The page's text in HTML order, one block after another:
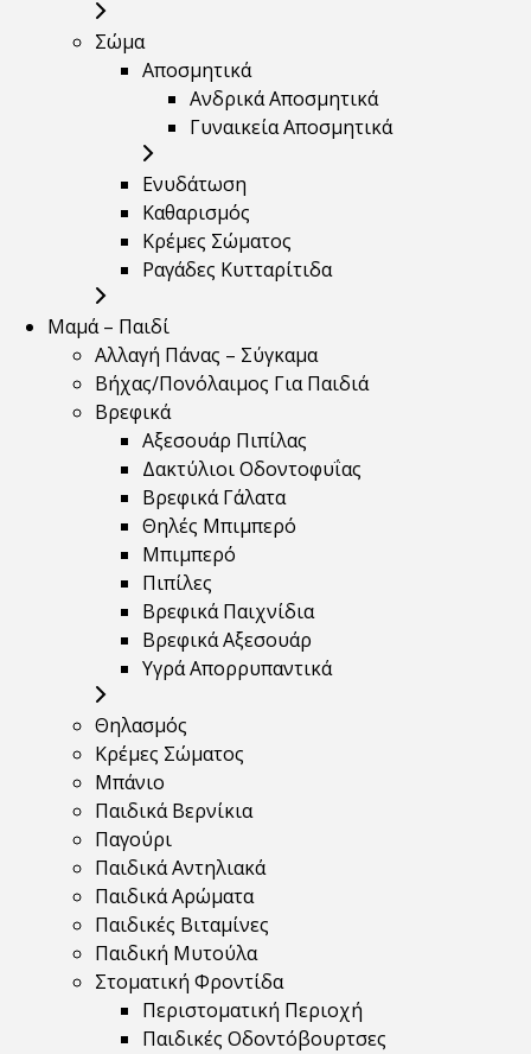
Σώμα
Αποσμητικά
Ανδρικά Αποσμητικά
Γυναικεία Αποσμητικά
Ενυδάτωση
Καθαρισμός
Κρέμες Σώματος
Ραγάδες Κυτταρίτιδα
Μαμά – Παιδί
Αλλαγή Πάνας – Σύγκαμα
Βήχας/Πονόλαιμος Για Παιδιά
Βρεφικά
Αξεσουάρ Πιπίλας
Δακτύλιοι Οδοντοφυΐας
Βρεφικά Γάλατα
Θηλές Μπιμπερό
Μπιμπερό
Πιπίλες
Βρεφικά Παιχνίδια
Βρεφικά Αξεσουάρ
Υγρά Απορρυπαντικά
Θηλασμός
Κρέμες Σώματος
Μπάνιο
Παιδικά Βερνίκια
Παγούρι
Παιδικά Αντηλιακά
Παιδικά Αρώματα
Παιδικές Βιταμίνες
Παιδική Μυτούλα
Στοματική Φροντίδα
Περιστοματική Περιοχή
Παιδικές Οδοντόβουρτσες